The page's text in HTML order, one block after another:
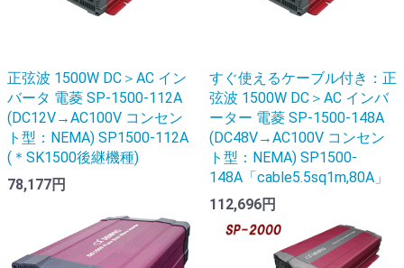
正弦波 1500W DC＞AC イン
バータ 電菱 SP-1500-112A
(DC12V→AC100V コンセン
ト型：NEMA) SP1500-112A
(＊SK1500後継機種)
78,177円
すぐ使えるケーブル付き：正
弦波 1500W DC＞AC インバ
ーター 電菱 SP-1500-148A
(DC48V→AC100V コンセン
ト型：NEMA) SP1500-
148A「cable5.5sq1m,80A」
112,696円